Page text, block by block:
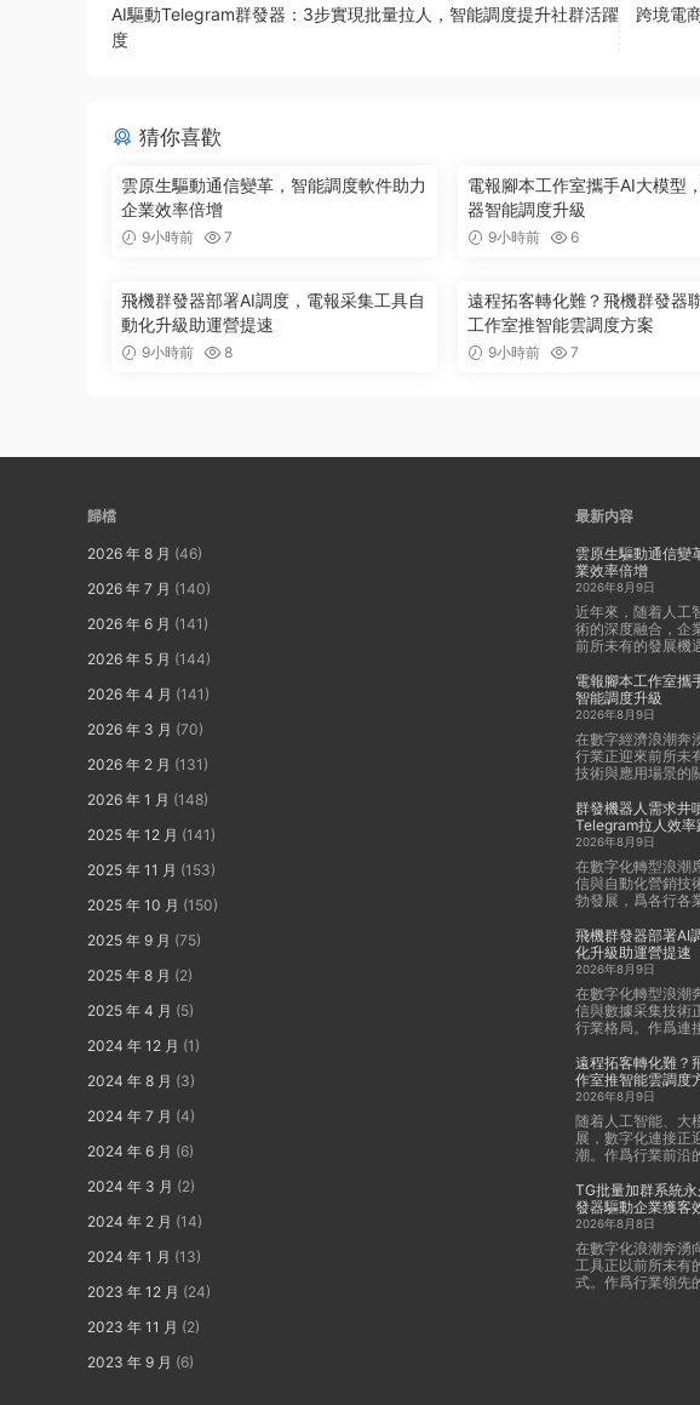
AI驅動Telegram群發器：3步實現批量拉人，智能調度提升社群活躍
度
跨境電
猜你喜歡
雲原生驅動通信變革，智能調度軟件助力
企業效率倍增
9小時前 7
電報腳本工作室攜手AI大模型
器智能調度升級
9小時前 6
飛機群發器部署AI調度，電報采集工具自
動化升級助運營提速
9小時前 8
遠程拓客轉化難？飛機群發器
工作室推智能雲調度方案
9小時前 7
歸檔
2026 年 8 月 (46)
2026 年 7 月 (140)
2026 年 6 月 (141)
2026 年 5 月 (144)
2026 年 4 月 (141)
2026 年 3 月 (70)
2026 年 2 月 (131)
2026 年 1 月 (148)
2025 年 12 月 (141)
2025 年 11 月 (153)
2025 年 10 月 (150)
2025 年 9 月 (75)
2025 年 8 月 (2)
2025 年 4 月 (5)
2024 年 12 月 (1)
2024 年 8 月 (3)
2024 年 7 月 (4)
2024 年 6 月 (6)
2024 年 3 月 (2)
2024 年 2 月 (14)
2024 年 1 月 (13)
2023 年 12 月 (24)
2023 年 11 月 (2)
2023 年 9 月 (6)
最新内容
雲原生驅動通信變
業效率倍增
2026年8月9日
近年來，随着人工
術的深度融合，企
前所未有的發展機
電報腳本工作室攜
智能調度升級
2026年8月9日
在數字經濟浪潮奔
行業正迎來前所未
技術與應用場景的
群發機器人需求井
Telegram拉人效
2026年8月9日
在數字化轉型浪潮
信與自動化營銷技
勃發展，爲各行各
飛機群發器部署AI
化升級助運營提速
2026年8月9日
在數字化轉型浪潮
信與數據采集技術
行業格局。作爲連
遠程拓客轉化難？
作室推智能雲調度
2026年8月9日
随着人工智能、大
展，數字化連接正
潮。作爲行業前沿
TG批量加群系統
發器驅動企業獲客
2026年8月8日
在數字化浪潮奔湧
工具正以前所未有
式。作爲行業領先